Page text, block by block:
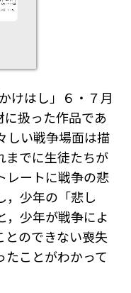
けはし」６・７月
扱った作品であ
しい戦争場面は描
までに生徒たちが
レートに戦争の悲
，少年の「悲し
，少年が戦争によ
とのできない喪失
たことがわかって